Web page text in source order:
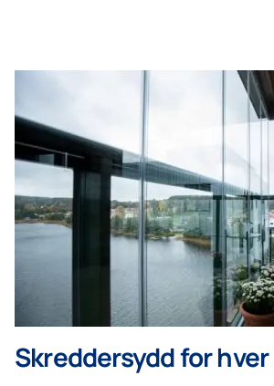
Skreddersydd for